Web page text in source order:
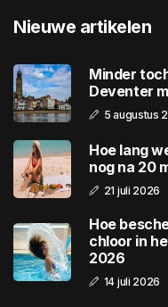
Nieuwe artikelen
Minder
Deventer
5 augustus
Hoe lang
nog na 20
21 juli 2026
Hoe
chloor in
2026
14 juli 2026